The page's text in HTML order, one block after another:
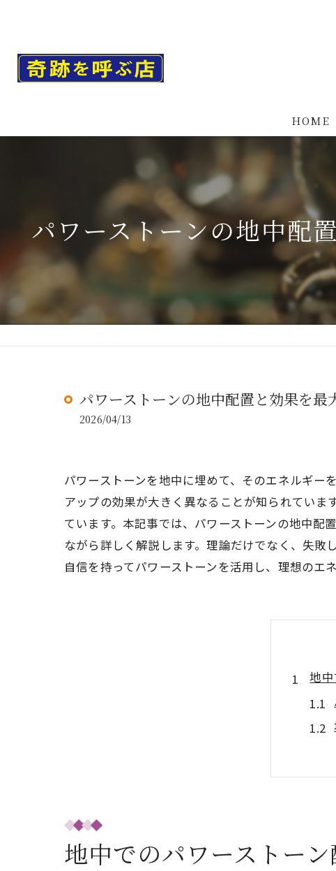
HOME
パワーストーンの地中配
パワーストーンの地中配置と効果を
2026/04/13
パワーストーンを地中に埋めて、そのエネルギー
アップの効果が大きく異なることが知られてい
ています。本記事では、パワーストーンの地中配
ながら詳しく解説します。理論だけでなく、失敗
自信を持ってパワーストーンを活用し、理想のエ
地
地中でのパワーストー